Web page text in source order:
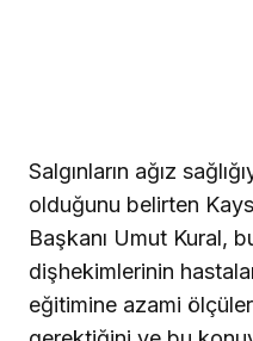
Salgınların ağız
olduğunu belirten
Başkanı Umut Kural,
dişhekimlerinin
eğitimine azami